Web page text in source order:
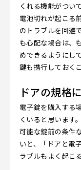
くれる機能がつい
電池切れが起こる
のトラブルを回避
も心配な場合は、
めできるようにし
鍵も携行しておく
ドアの規格
電子錠を購入する
くいると思います
可能な錠前の条件
いと、「ドアと電
ラブルもよく起こ